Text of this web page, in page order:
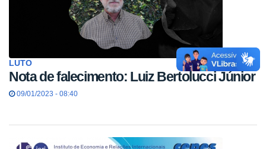
LUTO
Nota de falecimento: Luiz Bertolucci Júnior
09/01/2023 - 08:40